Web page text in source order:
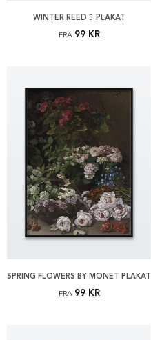
WINTER REED 3 PLAKAT
FRA 99 KR
SPRING FLOWERS BY MONET PLAKAT
FRA 99 KR